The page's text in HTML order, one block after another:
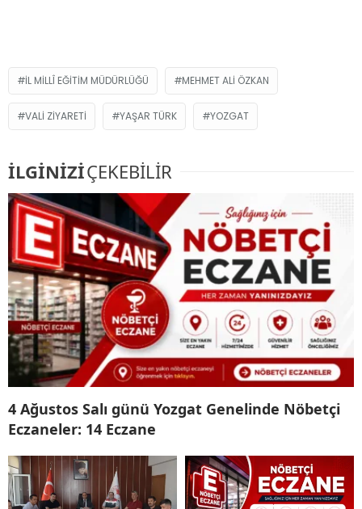
İL MILLÎ EĞITIM MÜDÜRLÜĞÜ MEHMET ALI ÖZKAN
VALI ZIYARETI YAŞAR TÜRK YOZGAT
İLGİNİZİÇEKEBİLİR
4 Ağustos Salı günü Yozgat Genelinde Nöbetçi
Eczaneler: 14 Eczane